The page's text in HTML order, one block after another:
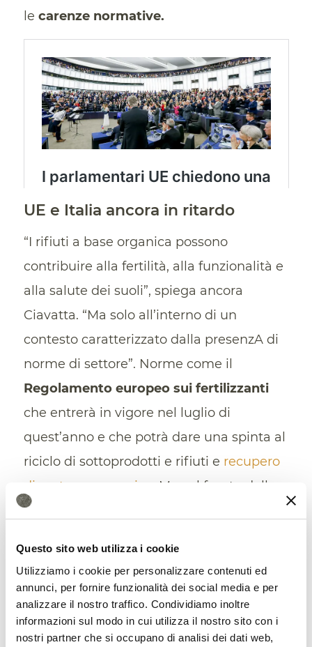
Questo sito web utilizza i cookie
Utilizziamo i cookie per personalizzare contenuti ed
annunci, per fornire funzionalità dei social media e per
analizzare il nostro traffico. Condividiamo inoltre
informazioni sul modo in cui utilizza il nostro sito con i
nostri partner che si occupano di analisi dei dati web,
le carenze normative.
UE e Italia ancora in ritardo
“I rifiuti a base organica possono
contribuire alla fertilità, alla funzionalità e
alla salute dei suoli”, spiega ancora
Ciavatta. “Ma solo all’interno di un
contesto caratterizzato dalla presenzA di
norme di settore”. Norme come il
Regolamento europeo sui fertilizzanti
che entrerà in vigore nel luglio di
quest’anno e che potrà dare una spinta al
riciclo di sottoprodotti e rifiuti e recupero
di sostanza organica
. Ma sul fronte della
regolamentazione, probabilmente, siamo
“Occorre arrivare a un corretto
inquadramento della bioeconomia
circolare in Europa, distinguendo i
prodotti sostenibili da quelli che non lo